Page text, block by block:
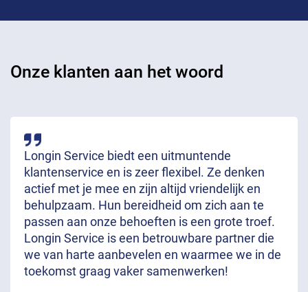
Onze klanten aan het woord
Longin Service biedt een uitmuntende
klantenservice en is zeer flexibel. Ze denken
actief met je mee en zijn altijd vriendelijk en
behulpzaam. Hun bereidheid om zich aan te
passen aan onze behoeften is een grote troef.
Longin Service is een betrouwbare partner die
we van harte aanbevelen en waarmee we in de
toekomst graag vaker samenwerken!